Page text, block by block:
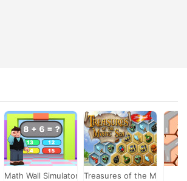
Math Wall Simulator Treasures of the Mystic